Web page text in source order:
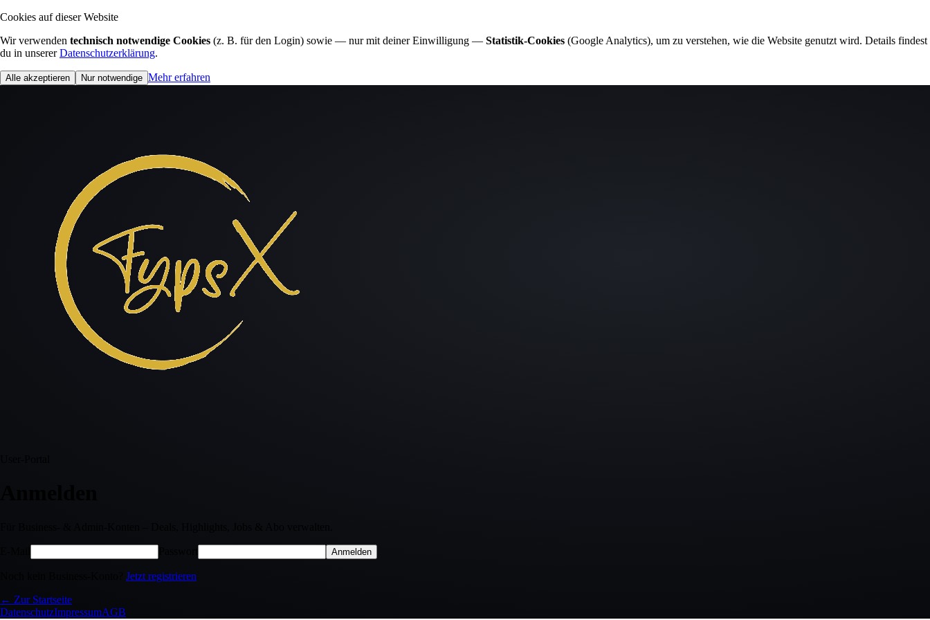
Cookies auf dieser Website
Wir verwenden technisch notwendige Cookies (z. B. für den Login) sowie — nur mit deiner Einwilligung — Statistik-Cookies (Google Analytics), um zu verstehen, wie die Website genutzt wird. Details findest
du in unserer Datenschutzerklärung.
Alle akzeptieren Nur notwendige Mehr erfahren
Anmelden
Jetzt registrieren
← Zur Startseite
DatenschutzImpressumAGB